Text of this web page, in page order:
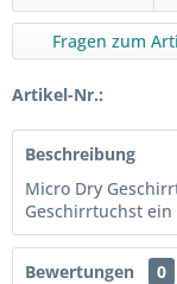
Fragen zum
Artikel-Nr.:
Beschreibung
Micro Dry
Geschirrtuchst ein
Bewertungen
0